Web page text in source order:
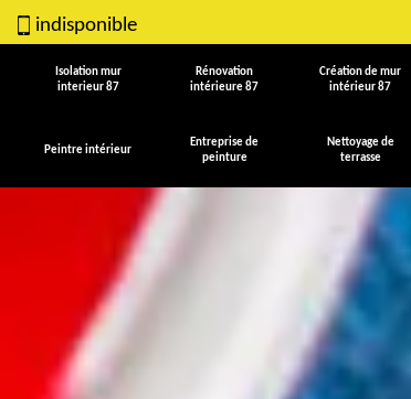
indisponible
Isolation mur
interieur 87
Rénovation
intérieure 87
Création de mur
intérieur 87
Peintre intérieur
Entreprise de
peinture
Nettoyage de
terrasse